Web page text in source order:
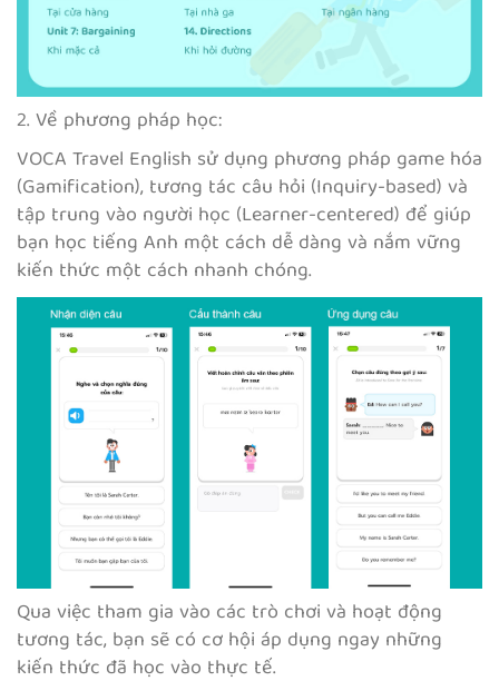
2. Về phương pháp học:
VOCA Travel English sử dụng phương pháp game hóa
(Gamification), tương tác câu hỏi (Inquiry-based) và
tập trung vào người học (Learner-centered) để giúp
bạn học tiếng Anh một cách dễ dàng và nắm vững
kiến thức một cách nhanh chóng.
Qua việc tham gia vào các trò chơi và hoạt động
tương tác, bạn sẽ có cơ hội áp dụng ngay những
kiến thức đã học vào thực tế.